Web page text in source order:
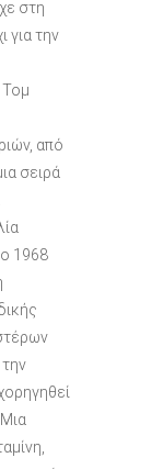
στη
για την
από
σειρά
1968